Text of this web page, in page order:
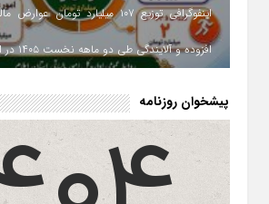
اینفوگرافی توزیع ۱۰۷ میلیارد تومان
افزوده و آلایندگی طی دو ماهه نخست ۱۴۰۵ در استان ایلام
پیشخوان روزنامه